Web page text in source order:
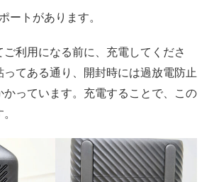
ートがあります。
ご利用になる前に、充電してくださ
てある通り、開封時には過放電防止
っています。充電することで、この